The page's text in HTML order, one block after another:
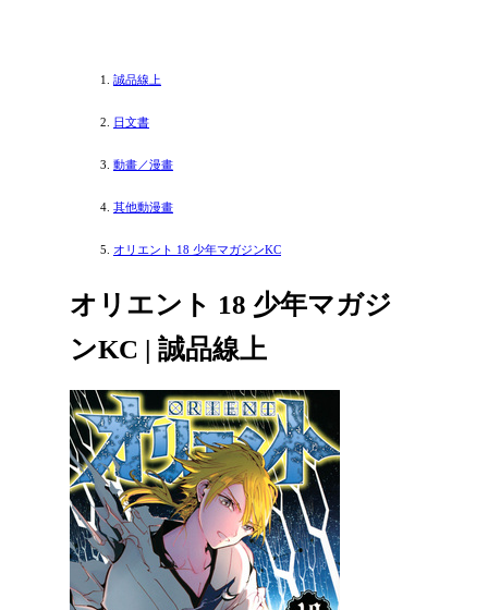
誠品線上
日文書
動畫／漫畫
其他動漫畫
オリエント 18 少年マガジンKC
オリエント 18 少年マガジ
ンKC | 誠品線上